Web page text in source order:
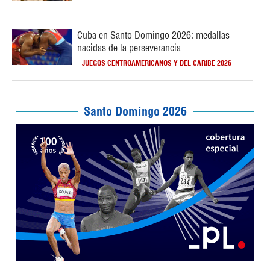
Cuba en Santo Domingo 2026: medallas
nacidas de la perseverancia
JUEGOS CENTROAMERICANOS Y DEL CARIBE 2026
Santo Domingo 2026